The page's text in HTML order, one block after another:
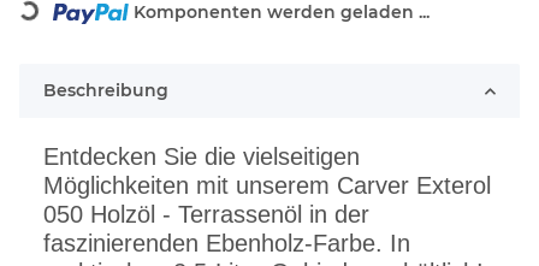
Loading... Komponenten werden geladen ...
Beschreibung
Entdecken Sie die vielseitigen
Möglichkeiten mit unserem Carver Exterol
050 Holzöl - Terrassenöl in der
faszinierenden Ebenholz-Farbe. In